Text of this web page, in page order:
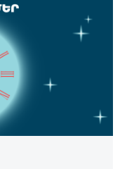
մարզերում՝
հատուկ
է ընձեռում ձեռք
բջջային